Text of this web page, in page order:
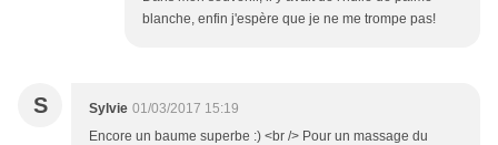
blanche, enfin j'espère que je ne me trompe pas!
S Sylvie 01/03/2017 15:19
Encore un baume superbe :) <br /> Pour un massage du